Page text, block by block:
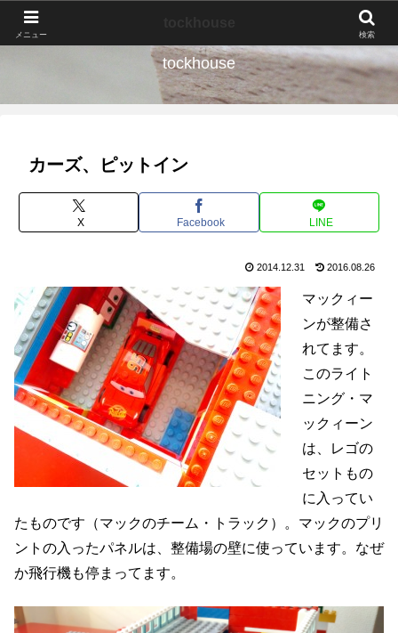
tockhouse
カーズ、ピットイン
X Facebook LINE
2014.12.31 2016.08.26
マックィー
ンが整備さ
れてます。
このライト
ニング・マ
ックィーン
は、レゴの
セットもの
に入ってい
たものです（マックのチーム・トラック）。マックのプリ
ントの入ったパネルは、整備場の壁に使っています。なぜ
か飛行機も停まってます。
メニュー 検索